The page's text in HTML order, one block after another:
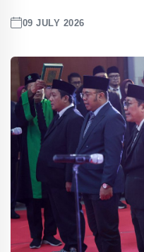
09 JULY 2026